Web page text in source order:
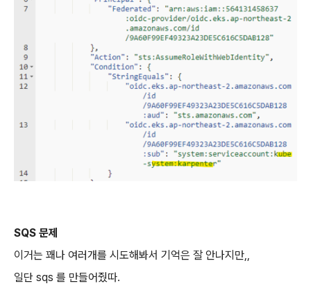
SQS 문제
이거는 꽤나 여러개를 시도해봐서 기억은 잘 안나지만,,
일단 sqs 를 만들어줬따.